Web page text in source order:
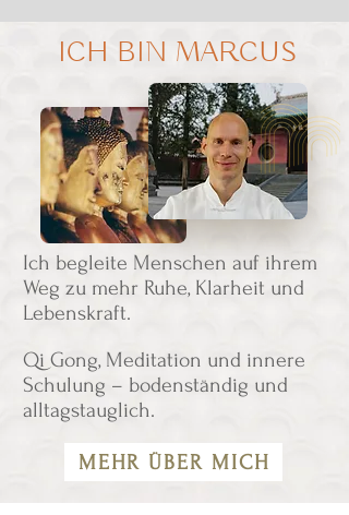
ICH BIN MARCUS
Ich begleite Menschen auf ihrem
Weg zu mehr Ruhe, Klarheit und
Lebenskraft.
Qi Gong, Meditation und innere
Schulung – bodenständig und
alltagstauglich.
MEHR ÜBER MICH